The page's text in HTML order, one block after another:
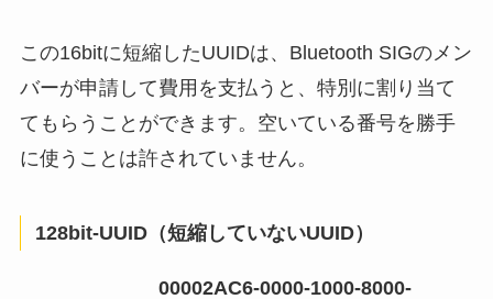
この16bitに短縮したUUIDは、Bluetooth SIGのメン
バーが申請して費用を支払うと、特別に割り当て
てもらうことができます。空いている番号を勝手
に使うことは許されていません。
128bit-UUID（短縮していないUUID）
00002AC6-0000-1000-8000-